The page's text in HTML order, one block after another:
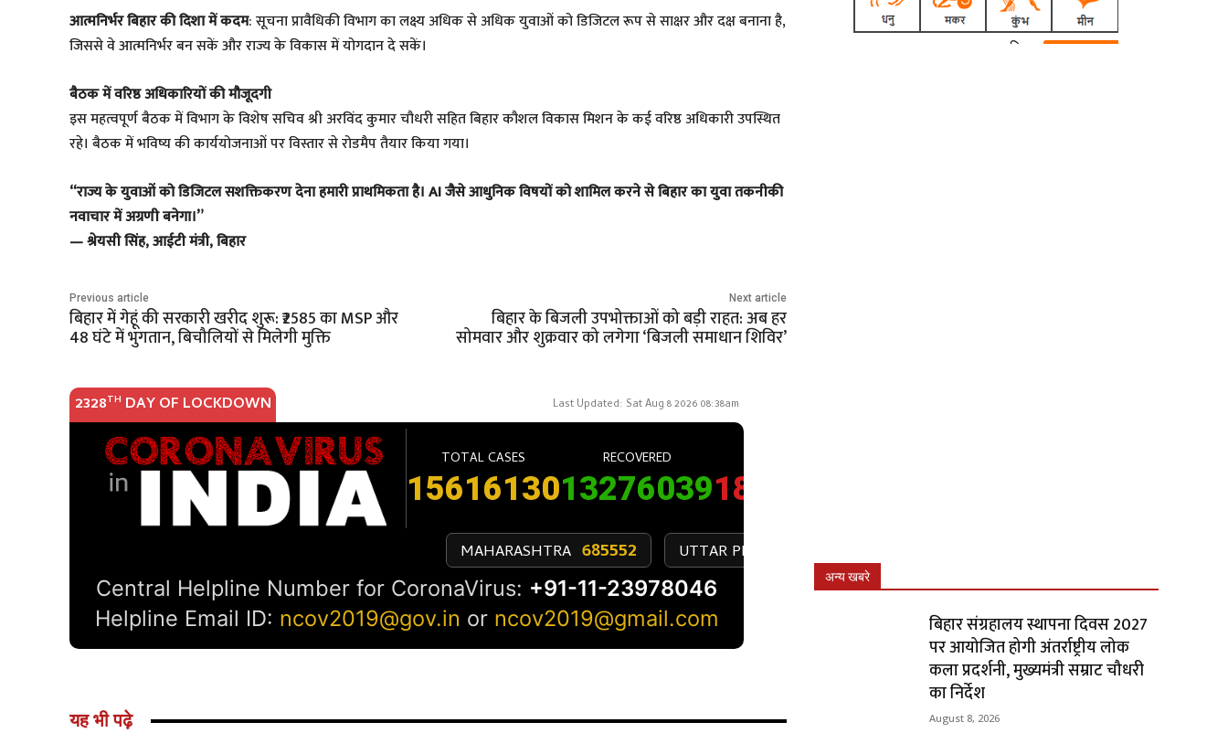
आत्मनिर्भर बिहार की दिशा में कदम: सूचना प्रावैधिकी विभाग का लक्ष्य अधिक से अधिक युवाओं को डिजिटल रूप से साक्षर और दक्ष बनाना है,
जिससे वे आत्मनिर्भर बन सकें और राज्य के विकास में योगदान दे सकें।
बैठक में वरिष्ठ अधिकारियों की मौजूदगी
इस महत्वपूर्ण बैठक में विभाग के विशेष सचिव श्री अरविंद कुमार चौधरी सहित बिहार कौशल विकास मिशन के कई वरिष्ठ अधिकारी उपस्थित
रहे। बैठक में भविष्य की कार्ययोजनाओं पर विस्तार से रोडमैप तैयार किया गया।
“राज्य के युवाओं को डिजिटल सशक्तिकरण देना हमारी प्राथमिकता है। AI जैसे आधुनिक विषयों को शामिल करने से बिहार का युवा तकनीकी
नवाचार में अग्रणी बनेगा।”
— श्रेयसी सिंह, आईटी मंत्री, बिहार
Previous article
बिहार में गेहूं की सरकारी खरीद शुरू: ₹2585 का MSP और
48 घंटे में भुगतान, बिचौलियों से मिलेगी मुक्ति
Next article
बिहार के बिजली उपभोक्ताओं को बड़ी राहत: अब हर
सोमवार और शुक्रवार को लगेगा ‘बिजली समाधान शिविर’
यह भी पढ़े
अन्य खबरे
बिहार संग्रहालय स्थापना दिवस 2027
पर आयोजित होगी अंतर्राष्ट्रीय लोक
कला प्रदर्शनी, मुख्यमंत्री सम्राट चौधरी
का निर्देश
August 8, 2026